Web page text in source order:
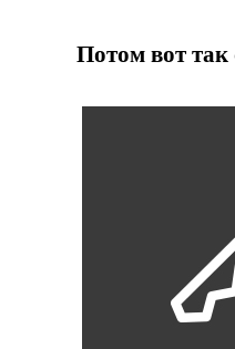
Потом вот